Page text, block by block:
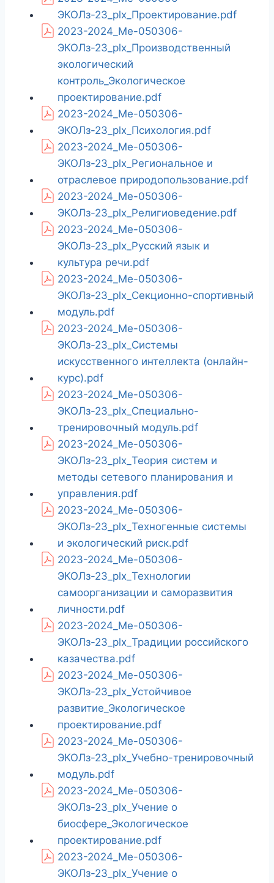
ЭКОЛз-23_plx_Проектирование.pdf
2023-2024_Ме-050306-
ЭКОЛз-23_plx_Производственный
экологический
контроль_Экологическое
проектирование.pdf
2023-2024_Ме-050306-
ЭКОЛз-23_plx_Психология.pdf
2023-2024_Ме-050306-
ЭКОЛз-23_plx_Региональное и
отраслевое природопользование.pdf
2023-2024_Ме-050306-
ЭКОЛз-23_plx_Религиоведение.pdf
2023-2024_Ме-050306-
ЭКОЛз-23_plx_Русский язык и
культура речи.pdf
2023-2024_Ме-050306-
ЭКОЛз-23_plx_Секционно-спортивный
модуль.pdf
2023-2024_Ме-050306-
ЭКОЛз-23_plx_Системы
искусственного интеллекта (онлайн-
курс).pdf
2023-2024_Ме-050306-
ЭКОЛз-23_plx_Специально-
тренировочный модуль.pdf
2023-2024_Ме-050306-
ЭКОЛз-23_plx_Теория систем и
методы сетевого планирования и
управления.pdf
2023-2024_Ме-050306-
ЭКОЛз-23_plx_Техногенные системы
и экологический риск.pdf
2023-2024_Ме-050306-
ЭКОЛз-23_plx_Технологии
самоорганизации и саморазвития
личности.pdf
2023-2024_Ме-050306-
ЭКОЛз-23_plx_Традиции российского
казачества.pdf
2023-2024_Ме-050306-
ЭКОЛз-23_plx_Устойчивое
развитие_Экологическое
проектирование.pdf
2023-2024_Ме-050306-
ЭКОЛз-23_plx_Учебно-тренировочный
модуль.pdf
2023-2024_Ме-050306-
ЭКОЛз-23_plx_Учение о
биосфере_Экологическое
проектирование.pdf
2023-2024_Ме-050306-
ЭКОЛз-23_plx_Учение о